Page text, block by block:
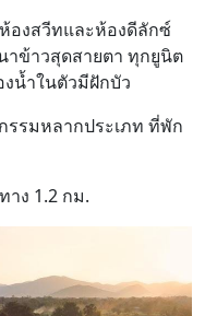
องสวีทและห้องดีลักซ์
าข้าวสุดสายตา ทุกยูนิต
น้ำในตัวมีฝักบัว
รรมหลากประเภท ที่พัก
าง 1.2 กม.